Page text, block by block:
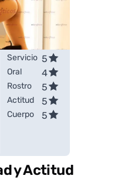
Servicio 5
Oral 4
Rostro 5
Actitud 5
Cuerpo 5
y Actitud